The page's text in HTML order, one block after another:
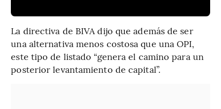
La directiva de BIVA dijo que además de ser
una alternativa menos costosa que una OPI,
este tipo de listado “genera el camino para un
posterior levantamiento de capital”.